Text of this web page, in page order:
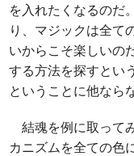
を入れたくなるのだ
り、マジックは全て
いからこそ楽しいの
する方法を探すとい
ということに他なら
結魂を例に取って
カニズムを全ての色